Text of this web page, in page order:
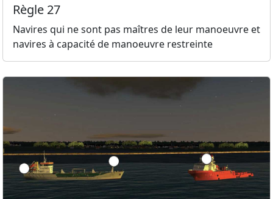
Règle 27
Navires qui ne sont pas maîtres de leur manoeuvre et
navires à capacité de manoeuvre restreinte